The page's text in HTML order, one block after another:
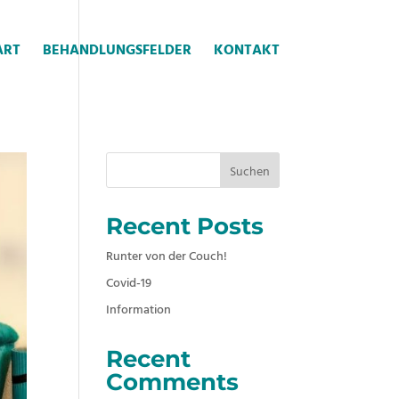
BEHANDLUNGSFELDER KONTAKT
Suchen
Recent Posts
Runter von der Couch!
Covid-19
Information
Recent
Comments